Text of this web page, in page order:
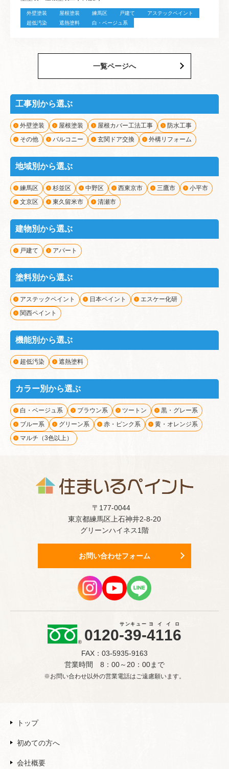
外壁塗装 屋根塗装 練馬区 戸建て
アステックペイント
超低汚染
遮熱塗料 白・ベージュ系
一覧ページへ
工事別から選ぶ
外壁塗装 屋根塗装 屋根カバー工法工事
防水工事
その他
バルコニー 玄関ドア交換 外構リフォーム
地域別から選ぶ
練馬区 杉並区 中野区 西東京市 三鷹市
小平市
文京区
東久留米市 清瀬市
建物別から選ぶ
戸建て アパート
塗料別から選ぶ
アステックペイント 日本ペイント
エスケー化研
関西ペイント
機能別から選ぶ
超低汚染 遮熱塗料
カラー別から選ぶ
白・ベージュ系 ブラウン系 ツートン
黒・グレー系
ブルー系
グリーン系 赤・ピンク系
黄・オレンジ系
マルチ（3色以上）
〒177-0044
東京都練馬区上石神井2-8-20
グリーンハイネス1階
お問い合わせフォーム
0120-39-
サンキュー
4116
ヨイイロ
FAX：03-5935-9163
営業時間 8：00～20：00まで
※お問い合わせ以外の営業電話はご遠慮願います。
トップ
初めての方へ
会社概要